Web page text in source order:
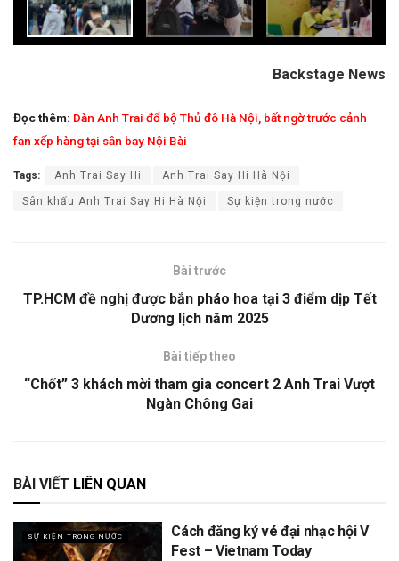
Backstage News
Đọc thêm: Dàn Anh Trai đổ bộ Thủ đô Hà Nội, bất ngờ trước cảnh
fan xếp hàng tại sân bay Nội Bài
Tags: Anh Trai Say Hi Anh Trai Say Hi Hà Nội
Sân khấu Anh Trai Say Hi Hà Nội Sự kiện trong nước
Bài trước
TP.HCM đề nghị được bắn pháo hoa tại 3 điểm dịp Tết
Dương lịch năm 2025
Bài tiếp theo
“Chốt” 3 khách mời tham gia concert 2 Anh Trai Vượt
Ngàn Chông Gai
BÀI VIẾT LIÊN QUAN
SỰ KIỆN TRONG NƯỚC
Cách đăng ký vé đại nhạc hội V
Fest – Vietnam Today